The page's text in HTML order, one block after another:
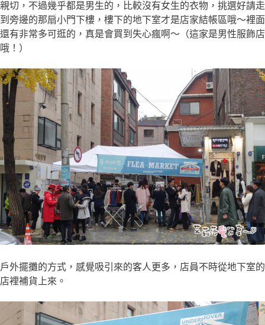
親切，不過幾乎都是男生的，比較沒有女生的衣物，挑選好請走
到旁邊的那扇小門下樓，樓下的地下室才是店家結帳區哦～裡面
還有非常多可逛的，真是會買到失心瘋啊～（這家是男性服飾店
哦！）
戶外擺攤的方式，感覺吸引來的客人更多，店員不時從地下室的
店裡補貨上來。